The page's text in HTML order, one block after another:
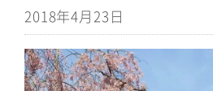
2018年4月23日